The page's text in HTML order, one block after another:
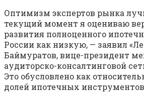
Оптимизм экспертов рынка
текущий момент я оцениваю
развития полноценного
России как низкую, — заявил
Баймуратов, вице-президент
аудиторско-консалтинговой
Это обусловлено как
долей ипотечных